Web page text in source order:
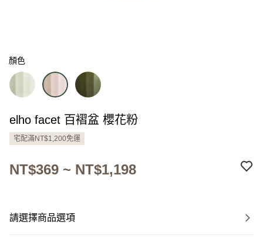
顏色
elho facet 百褶盆 櫻花粉
宅配滿NT$1,200免運
NT$369 ~ NT$1,198
請選擇商品選項